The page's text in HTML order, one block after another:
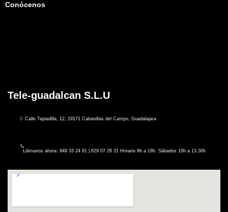
Conócenos
Tele-guadalcan S.L.U
Calle Tapiadilla, 12, 19171 Cabanillas del Campo, Guadalajara
Llámanos ahora: 949 33 24 91 | 629 07 26 31 Horario 9h a 18h. Sábados 10h a 13.30h